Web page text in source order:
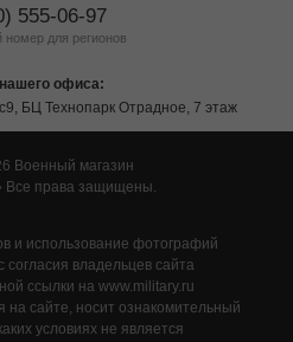
555-06-97
номер для регионов
офиса:
БЦ Технопарк Отрадное, 7 этаж
Военный магазин
Все права защищены.
и использование фотографий
согласия владельцев сайта
ссылки на www.military.ru
сайте, носит ознакомительный
условиях не является